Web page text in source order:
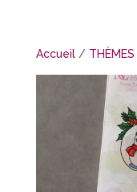
Accueil/ THÈMES